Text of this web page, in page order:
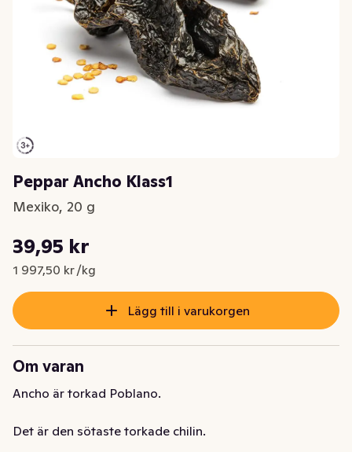
Peppar Ancho Klass1
Mexiko, 20 g
Nuvarande pris är: 39,95 kr
39,95 kr
1 997,50 kr /kg
Styckpris: 1 997,50 kr /kg
Lägg till i varukorgen
Om varan
Ancho är torkad Poblano.
Det är den sötaste torkade chilin.